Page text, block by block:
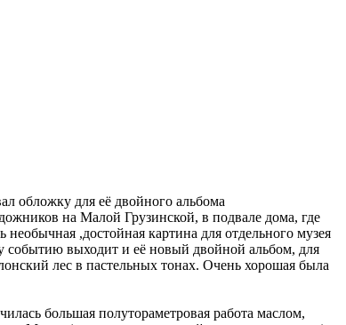
обложку для её двойного альбома
на Малой Грузинской, в подвале дома, где
,достойная картина для отдельного музея
событию выходит и её новый двойной альбом, для
лес в пастельных тонах. Очень хорошая была
большая полутораметровая работа маслом,